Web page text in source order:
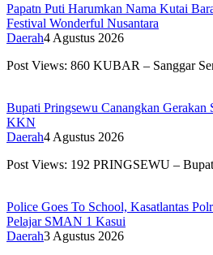
Papatn Puti Harumkan Nama Kutai
Festival Wonderful Nusantara
Daerah4 Agustus 2026
Post Views: 860 KUBAR – Sanggar
Bupati Pringsewu Canangkan Gerakan
KKN
Daerah4 Agustus 2026
Post Views: 192 PRINGSEWU –
Police Goes To School, Kasatlantas
Pelajar SMAN 1 Kasui
Daerah3 Agustus 2026